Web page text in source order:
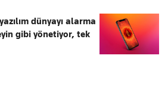
dünyayı alarma
gibi yönetiyor, tek